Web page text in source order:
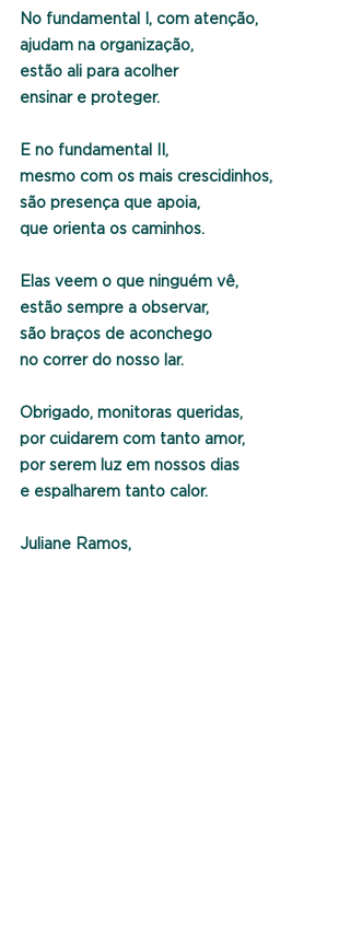
No fundamental I, com atenção,
ajudam na organização,
estão ali para acolher
ensinar e proteger.
E no fundamental II,
mesmo com os mais crescidinhos,
são presença que apoia,
que orienta os caminhos.
Elas veem o que ninguém vê,
estão sempre a observar,
são braços de aconchego
no correr do nosso lar.
Obrigado, monitoras queridas,
por cuidarem com tanto amor,
por serem luz em nossos dias
e espalharem tanto calor.
Juliane Ramos,